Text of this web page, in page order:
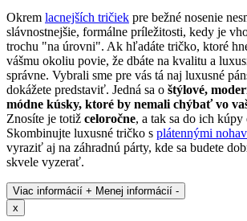
Okrem lacnejších tričiek pre bežné nosenie
slávnostnejšie, formálne príležitosti, kedy je
trochu "na úrovni". Ak hľadáte tričko, ktoré
vášmu okoliu povie, že dbáte na kvalitu a
správne. Vybrali sme pre vás tá naj luxusné
dokážete predstaviť. Jedná sa o štýlové,
módne kúsky, ktoré by nemali chýbať vo
Znosíte je totiž celoročne, a tak sa do ich
Skombinujte luxusné tričko s plátennými
vyraziť aj na záhradnú párty, kde sa budete
skvele vyzerať.
Viac informácií + Menej informácií -
x